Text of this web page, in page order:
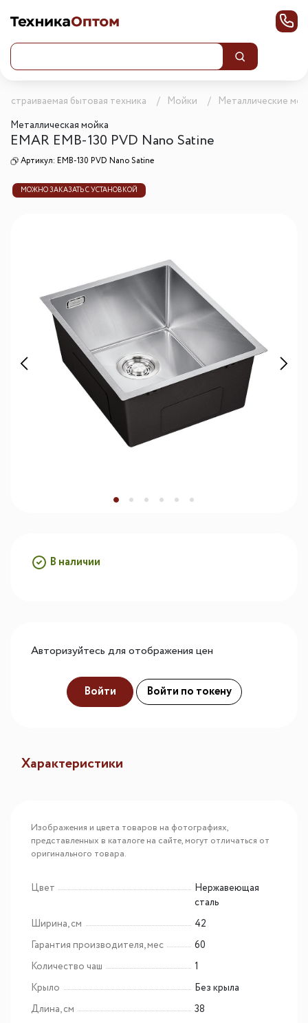
Встраиваемая бытовая техника Мойки
Металлические
Металлическая мойка
EMAR EMB-130 PVD Nano Satine
Артикул: EMB-130 PVD Nano Satine
МОЖНО ЗАКАЗАТЬ С УСТАНОВКОЙ
В наличии
Авторизуйтесь для отображения цен
Войти Войти по токену
Характеристики
Изображения и цвета товаров на фотографиях,
представленных в каталоге на сайте, могут отличаться от
оригинального товара.
Цвет
Нержавеющая
сталь
Ширина, см
42
Гарантия производителя, мес
60
Количество чаш
1
Крыло
Без крыла
Длина, см
38